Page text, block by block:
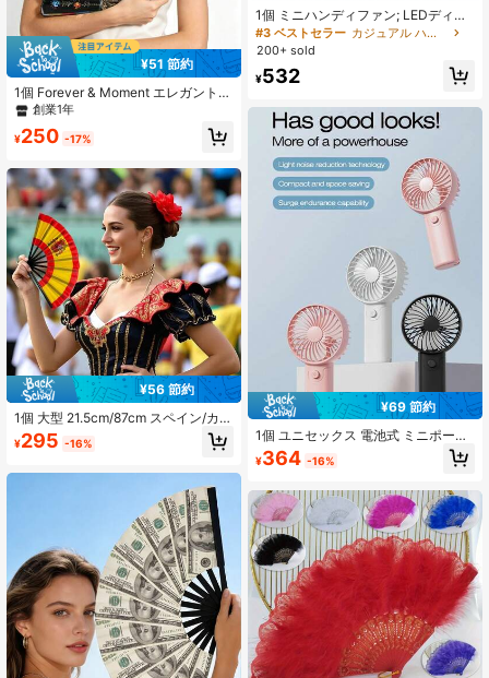
¥51 節約
1個 Forever & Moment エレガントな
カラフルな刺繍花柄スパンコール生
ス、結婚式、祭りに適しています
創業1年
¥250 -17%
¥56 節約
1個 大型 21.5cm/87cm スペイン/カジ
ュアルチアリングスタイル ハンドフ
ァン - スペイン国旗の色(赤/黄) 伝統
式、結婚式、パーティーに適してい
ます - 折りたたみ式&ポータブル、
夏、休日、祭り、アクセサリー
¥295 -16%
1個 ミニハンディファン; LEDディス
プレイ; ミニハンディファン; ポケッ
トミニファン; USB充電; アウトド
ーツに適しています
#3 ベストセラー
カジュアル ハンドファン
200+ sold
¥532
¥69 節約
1個 ユニセックス 電池式 ミニポータ
ブルハンドファン、安定した気流、
ギフト、アウトドア旅行、ビーチ、
池は含まれていません)
¥364 -16%